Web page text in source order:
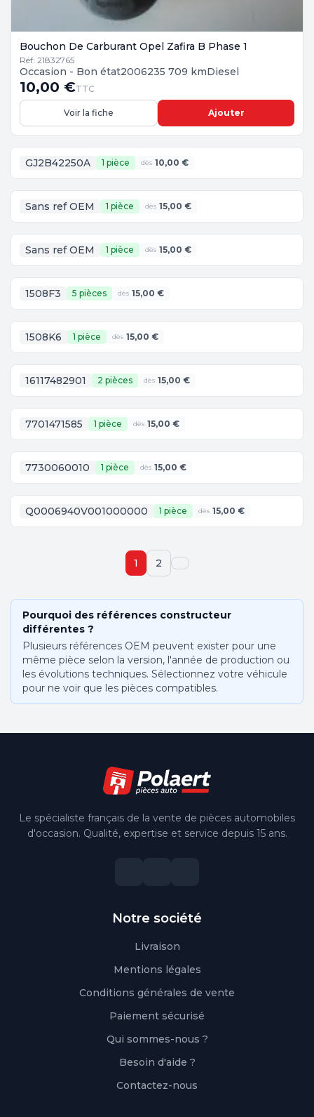
Bouchon De Carburant Opel Zafira B Phase 1
Réf: 21832765
Occasion - Bon état2006235 709 kmDiesel
10,00 €TTC
Voir la fiche Ajouter
GJ2B42250A 1 pièce dès 10,00 €
Sans ref OEM 1 pièce dès 15,00 €
Sans ref OEM 1 pièce dès 15,00 €
1508F3 5 pièces dès 15,00 €
1508K6 1 pièce dès 15,00 €
16117482901 2 pièces dès 15,00 €
7701471585 1 pièce dès 15,00 €
7730060010 1 pièce dès 15,00 €
Q0006940V001000000 1 pièce dès 15,00 €
1 2
Pourquoi des références constructeur
différentes ?
Plusieurs références OEM peuvent exister pour une
même pièce selon la version, l'année de production ou
les évolutions techniques. Sélectionnez votre véhicule
pour ne voir que les pièces compatibles.
Le spécialiste français de la vente de pièces automobiles
d'occasion. Qualité, expertise et service depuis 15 ans.
Notre société
Livraison
Mentions légales
Conditions générales de vente
Paiement sécurisé
Qui sommes-nous ?
Besoin d'aide ?
Contactez-nous